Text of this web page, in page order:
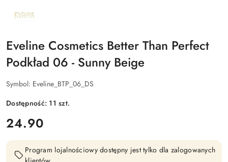
PRODUCENTA:
Eveline Cosmetics Better Than Perfect
Podkład 06 - Sunny Beige
Symbol: Eveline_BTP_06_DS
Dostępność: 11szt.
cena:
24.90
Program lojalnościowy dostępny jest tylko dla zalogowanych